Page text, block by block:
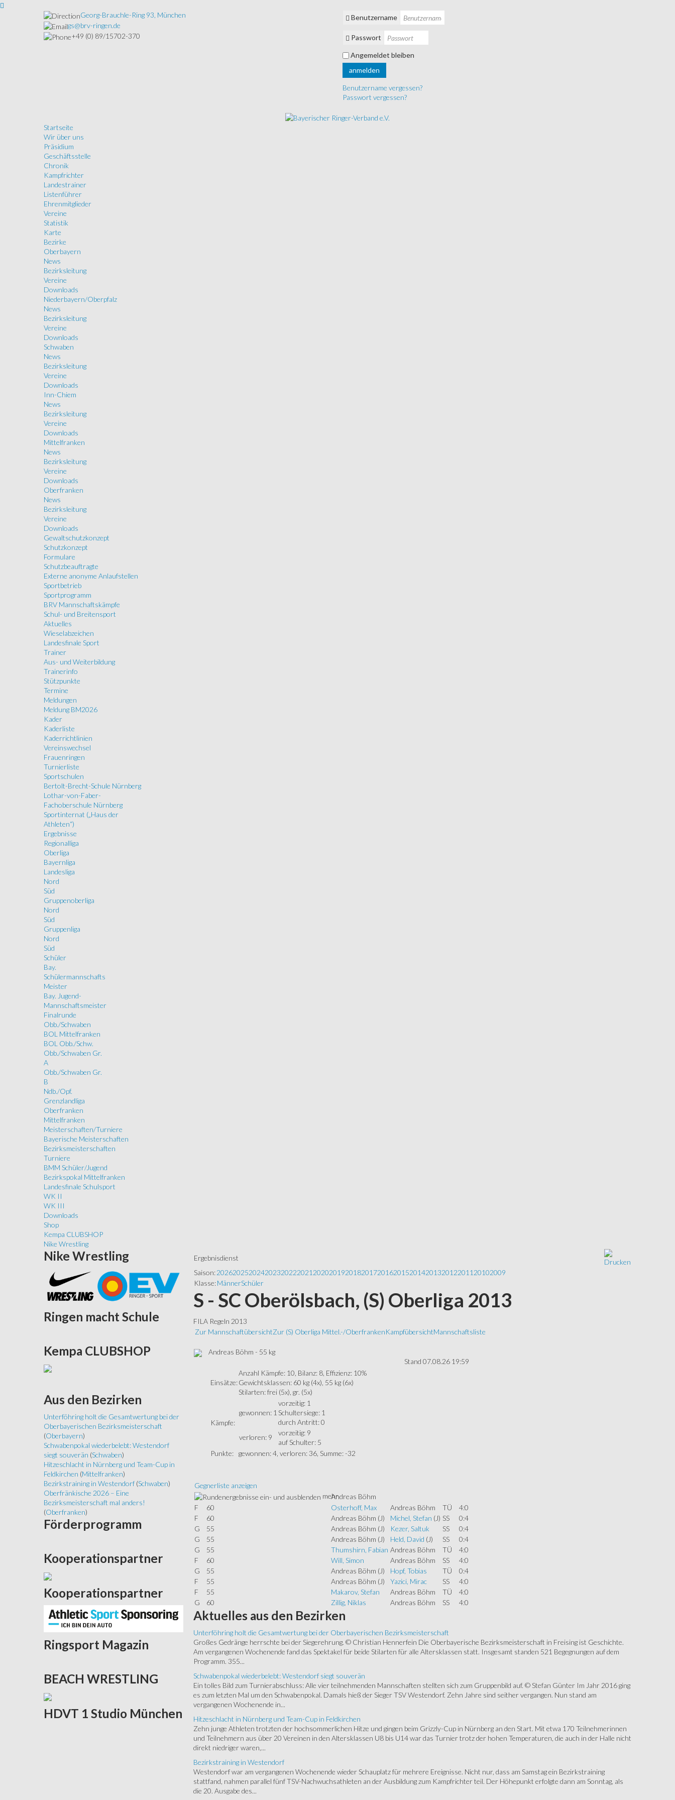
Georg-Brauchle-Ring 93, München
gs@brv-ringen.de
+49 (0) 89/15702-370
Benutzername
Passwort
Angemeldet bleiben
anmelden
Benutzername vergessen?
Passwort vergessen?
Startseite
Wir über uns
Präsidium
Geschäftsstelle
Chronik
Kampfrichter
Landestrainer
Listenführer
Ehrenmitglieder
Vereine
Statistik
Karte
Bezirke
Oberbayern
News
Bezirksleitung
Vereine
Downloads
Niederbayern/Oberpfalz
News
Bezirksleitung
Vereine
Downloads
Schwaben
News
Bezirksleitung
Vereine
Downloads
Inn-Chiem
News
Bezirksleitung
Vereine
Downloads
Mittelfranken
News
Bezirksleitung
Vereine
Downloads
Oberfranken
News
Bezirksleitung
Vereine
Downloads
Gewaltschutzkonzept
Schutzkonzept
Formulare
Schutzbeauftragte
Externe anonyme Anlaufstellen
Sportbetrieb
Sportprogramm
BRV Mannschaftskämpfe
Schul- und Breitensport
Aktuelles
Wieselabzeichen
Landesfinale Sport
Trainer
Aus- und Weiterbildung
Trainerinfo
Stützpunkte
Termine
Meldungen
Meldung BM2026
Kader
Kaderliste
Kaderrichtlinien
Vereinswechsel
Frauenringen
Turnierliste
Sportschulen
Bertolt-Brecht-Schule Nürnberg
Lothar-von-Faber-
Fachoberschule Nürnberg
Sportinternat („Haus der
Athleten“)
Ergebnisse
Regionalliga
Oberliga
Bayernliga
Landesliga
Nord
Süd
Gruppenoberliga
Nord
Süd
Gruppenliga
Nord
Süd
Schüler
Bay.
Schülermannschafts
Meister
Bay. Jugend-
Mannschaftsmeister
Finalrunde
Obb./Schwaben
BOL Mittelfranken
BOL Obb./Schw.
Obb./Schwaben Gr.
A
Obb./Schwaben Gr.
B
Ndb./Opf.
Grenzlandliga
Oberfranken
Mittelfranken
Meisterschaften/Turniere
Bayerische Meisterschaften
Bezirksmeisterschaften
Turniere
BMM Schüler/Jugend
Bezirkspokal Mittelfranken
Landesfinale Schulsport
WK II
WK III
Downloads
Shop
Kempa CLUBSHOP
Nike Wrestling
Ergebnisdienst
Saison: 202620252024202320222021 2020201920182017201620152014201320122011 20102009
Klasse: MännerSchüler
S - SC Oberölsbach, (S) Oberliga 2013
FILA Regeln 2013
Zur MannschaftübersichtZur (S) Oberliga Mittel.-/OberfrankenKampfübersichtMannschaftsliste
Andreas Böhm - 55 kg
Stand 07.08.26 19:59
Einsätze:
Anzahl Kämpfe: 10, Bilanz: 8, Effizienz: 10%
Gewichtsklassen: 60 kg (4x), 55 kg (6x)
Stilarten: frei (5x), gr. (5x)
Kämpfe:
gewonnen: 1
vorzeitig: 1
Schultersiege: 1
durch Antritt: 0
verloren: 9
vorzeitig: 9
auf Schulter: 5
Punkte:
gewonnen: 4, verloren: 36, Summe: -32
Gegnerliste anzeigen
mehrAndreas Böhm
F
60 Osterhoff, Max Andreas Böhm TÜ
4:0
F
60 Andreas Böhm (J) Michel, Stefan (J) SS
0:4
G
55 Andreas Böhm (J) Kezer, Saltuk SS
0:4
G
55 Andreas Böhm (J) Held, David (J) SS
0:4
G
55 Thumshirn, Fabian Andreas Böhm TÜ
4:0
F
60 Will, Simon Andreas Böhm SS
4:0
G
55 Andreas Böhm (J) Hopf, Tobias TÜ
0:4
F
55 Andreas Böhm (J) Yazici, Mirac SS
4:0
F
55 Makarov, Stefan Andreas Böhm TÜ
4:0
G
60 Zillig, Niklas Andreas Böhm SS 4:0
Aktuelles aus den Bezirken
Unterföhring holt die Gesamtwertung bei der Oberbayerischen Bezirksmeisterschaft
Großes Gedränge herrschte bei der Siegerehrung. © Christian Hennerfein Die Oberbayerische Bezirksmeisterschaft in Freising ist Geschichte.
Am vergangenen Wochenende fand das Spektakel für beide Stilarten für alle Altersklassen statt. Insgesamt standen 521 Begegnungen auf dem
Programm. 355...
Schwabenpokal wiederbelebt: Westendorf siegt souverän
Ein tolles Bild zum Turnierabschluss: Alle vier teilnehmenden Mannschaften stellten sich zum Gruppenbild auf. © Stefan Günter Im Jahr 2016 ging
es zum letzten Mal um den Schwabenpokal. Damals hieß der Sieger TSV Westendorf. Zehn Jahre sind seither vergangen. Nun stand am
vergangenen Wochenende in...
Hitzeschlacht in Nürnberg und Team-Cup in Feldkirchen
Zehn junge Athleten trotzten der hochsommerlichen Hitze und gingen beim Grizzly-Cup in Nürnberg an den Start. Mit etwa 170 Teilnehmerinnen
und Teilnehmern aus über 20 Vereinen in den Altersklassen U8 bis U14 war das Turnier trotz der hohen Temperaturen, die auch in der Halle nicht
direkt niedriger waren,...
Bezirkstraining in Westendorf
Westendorf war am vergangenen Wochenende wieder Schauplatz für mehrere Ereignisse. Nicht nur, dass am Samstag ein Bezirkstraining
stattfand, nahmen parallel fünf TSV-Nachwuchsathleten an der Ausbildung zum Kampfrichter teil. Der Höhepunkt erfolgte dann am Sonntag, als
die 20. Ausgabe des...
Nike Wrestling
Ringen macht Schule
Kempa CLUBSHOP
Aus den Bezirken
Unterföhring holt die Gesamtwertung bei der
Oberbayerischen Bezirksmeisterschaft
(Oberbayern)
Schwabenpokal wiederbelebt: Westendorf
siegt souverän (Schwaben)
Hitzeschlacht in Nürnberg und Team-Cup in
Feldkirchen (Mittelfranken)
Bezirkstraining in Westendorf (Schwaben)
Oberfränkische 2026 – Eine
Bezirksmeisterschaft mal anders!
(Oberfranken)
Förderprogramm
Kooperationspartner
Kooperationspartner
Ringsport Magazin
BEACH WRESTLING
HDVT 1 Studio München